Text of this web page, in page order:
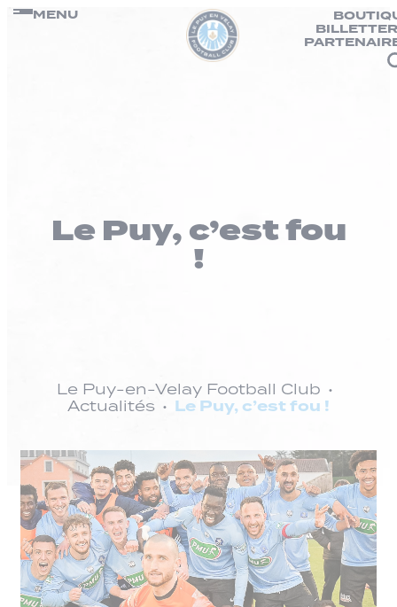
Passer
MENU
Le Puy, c’est fou
!
Le Puy-en-Velay Football Club
Actualités
Le Puy, c’est fou !
Panneau de gestion des cookies